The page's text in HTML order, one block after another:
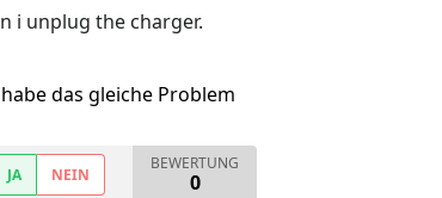
i unplug the charger.
das gleiche Problem
JA NEIN
BEWERTUNG
0